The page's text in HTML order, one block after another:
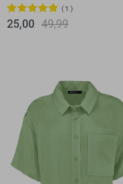
1
25,00 49,99